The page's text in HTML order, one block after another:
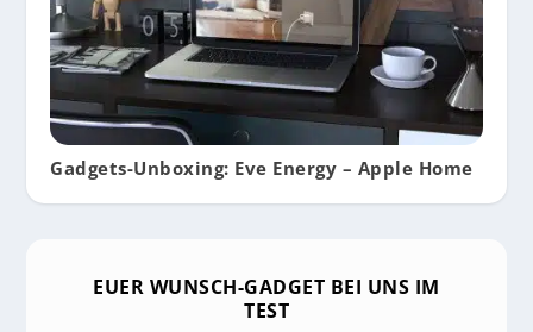
Gadgets-Unboxing: Eve Energy – Apple Home
EUER WUNSCH-GADGET BEI UNS IM
TEST